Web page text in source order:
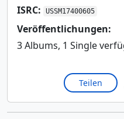
ISRC:
USSM17400605
Veröffentlichungen:
3 Albums, 1 Single
Teilen